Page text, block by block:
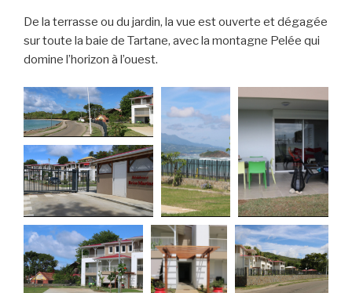
De la terrasse ou du jardin, la vue est ouverte et dégagée
sur toute la baie de Tartane, avec la montagne Pelée qui
domine l’horizon à l’ouest.